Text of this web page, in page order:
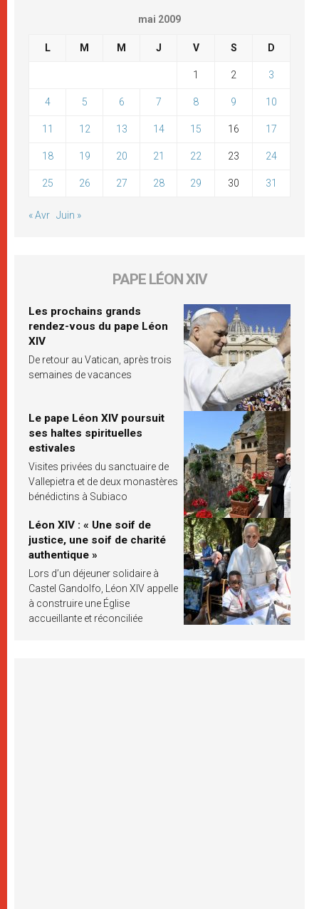
mai 2009
L M M J V S D
1 2 3
4 5 6 7 8 9 10
11 12 13 14 15 16 17
18 19 20 21 22 23 24
25 26 27 28 29 30 31
« Avr Juin »
PAPE LÉON XIV
Les prochains grands
rendez-vous du pape Léon
XIV
De retour au Vatican, après trois
semaines de vacances
Le pape Léon XIV poursuit
ses haltes spirituelles
estivales
Visites privées du sanctuaire de
Vallepietra et de deux monastères
bénédictins à Subiaco
Léon XIV : « Une soif de
justice, une soif de charité
authentique »
Lors d’un déjeuner solidaire à
Castel Gandolfo, Léon XIV appelle
à construire une Église
accueillante et réconciliée